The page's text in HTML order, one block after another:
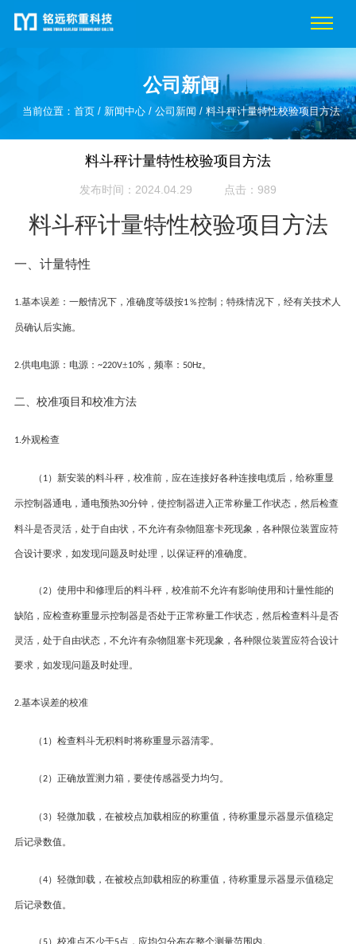
公司新闻
当前位置：首页 / 新闻中心 /公司新闻/ 料斗秤计量特性校验项目方法
料斗秤计量特性校验项目方法
发布时间：2024.04.29 点击：989
料斗秤计量特性校验项目方法
一、 计量特性
1.基本误差：一般情况下，准确度等级按1％控制；特殊情况下，经有关技术人
员确认后实施。
2.供电电源：电源： ~220V±10% ，频率： 50Hz。
二、 校准项目和校准方法
1.外观检查
（ 1） 新安装的料斗秤，校准前，应在连接好各种连接电缆后，给称重显
示控制器通电，通电预热30分钟，使控制器进入正常称量工作状态，然后检查
料斗是否灵活，处于自由状，不允许有杂物阻塞卡死现象，各种限位装置应符
合设计要求，如发现问题及时处理，以保证秤的准确度。
（2） 使用中和修理后的料斗秤，校准前不允许有影响使用和计量性能的
缺陷，应检查称重显示控制器是否处于正常称量工作状态，然后检查料斗是否
灵活，处于自由状态，不允许有杂物阻塞卡死现象，各种限位装置应符合设计
要求，如发现问题及时处理。
2.基本误差的校准
（ 1） 检查料斗无积料时将称重显示器清零。
（2） 正确放置测力箱，要使传感器受力均匀。
（3） 轻微加载，在被校点加载相应的称重值，待称重显示器显示值稳定
后记录数值。
（4） 轻微卸载，在被校点卸载相应的称重值，待称重显示器显示值稳定
后记录数值。